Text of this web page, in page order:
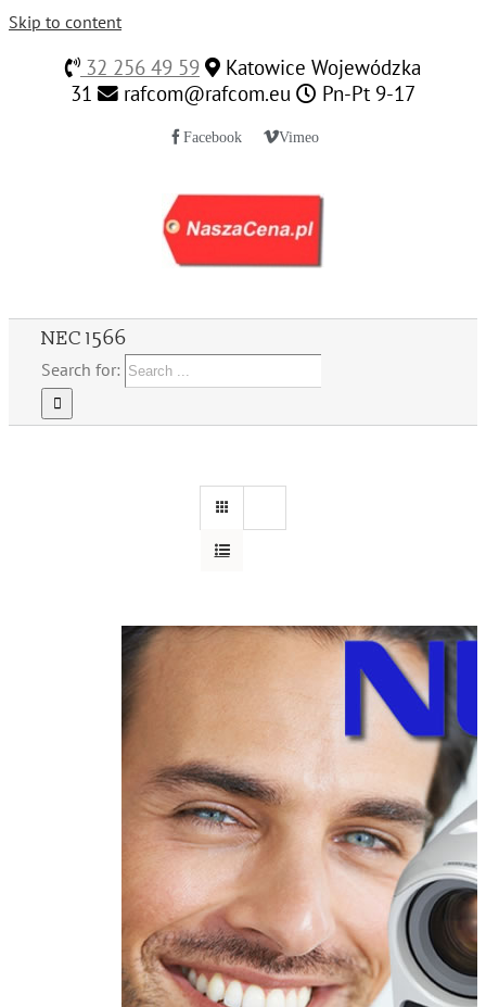
Skip to content
32 256 49 59
Katowice Wojewódzka
31
rafcom@rafcom.eu Pn-Pt 9-17
Facebook Vimeo
NEC 1566
Search for: